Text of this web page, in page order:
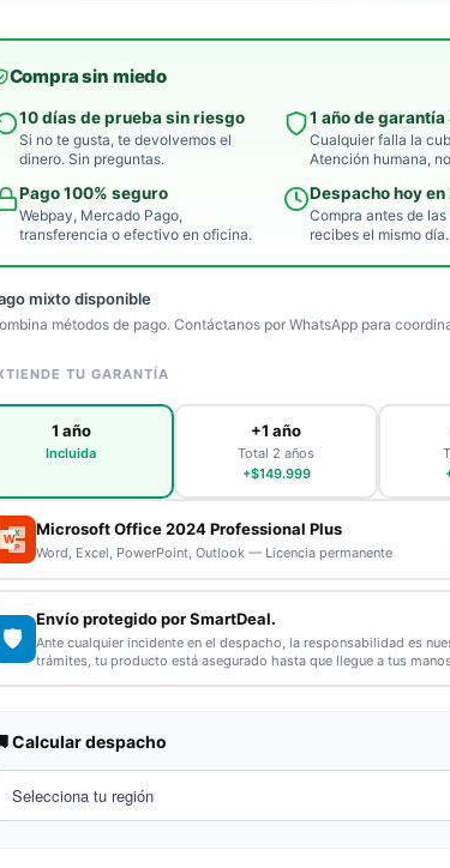
Compra sin miedo
10 días de prueba sin riesgo
Si no te gusta, te devolvemos el
dinero. Sin preguntas.
1 año de garantía
Cualquier falla la
Atención humana,
Pago 100% seguro
Webpay, Mercado Pago,
transferencia o efectivo en oficina.
Despacho hoy en
Compra antes de
recibes el mismo día.
mixto disponible
métodos de pago. Contáctanos por WhatsApp para
TU GARANTÍA
1 año
Incluida
+1 año
Total 2 años
+$149.999
WX
P
Microsoft Office 2024 Professional Plus
Word, Excel, PowerPoint, Outlook — Licencia permanente
🛡️
Envío protegido por SmartDeal.
Ante cualquier incidente en el despacho, la responsabilidad es
trámites, tu producto está asegurado hasta que llegue a tus
Calcular despacho